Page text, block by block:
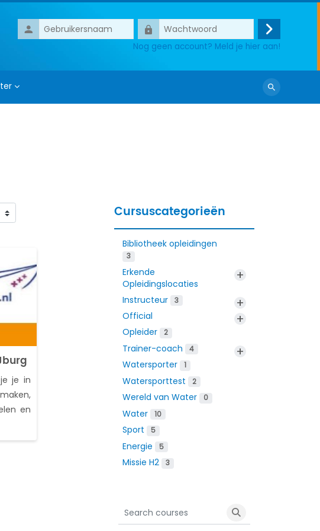
Gebruikersnaam
Wachtwoord
Login
Nog geen account? Meld je hier aan!
Zoek
je in
en
Cursuscategorieën
Bibliotheek opleidingen
3
Erkende
Opleidingslocaties
+
Instructeur 3 +
Official +
Opleider 2
Trainer-coach 4 +
Watersporter 1
Watersporttest 2
Wereld van Water 0
Water 10
Sport 5
Energie 5
Missie H2 3
Search courses
Search courses